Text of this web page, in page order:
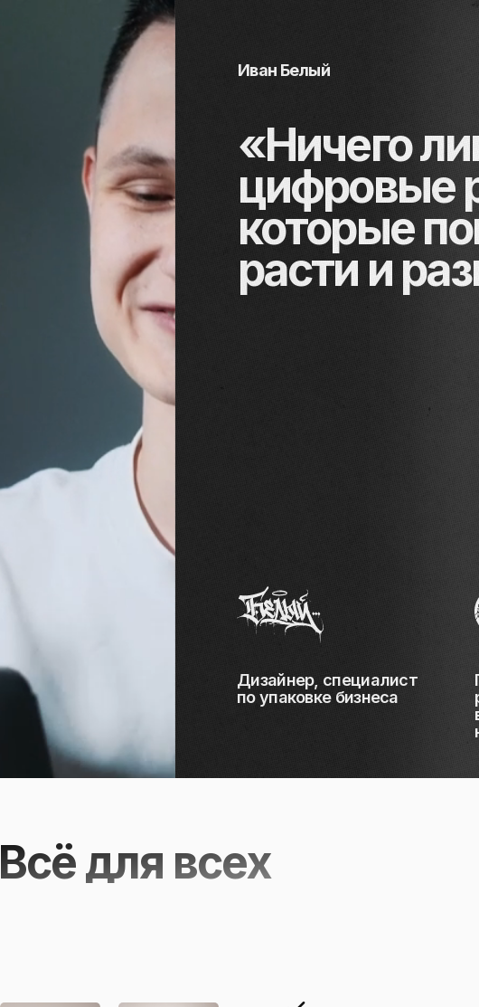
Дизайнер, специалист
по упаковке бизнеса
Иван Белый
«Ничего
цифровые
которые
расти и
Всё для всех